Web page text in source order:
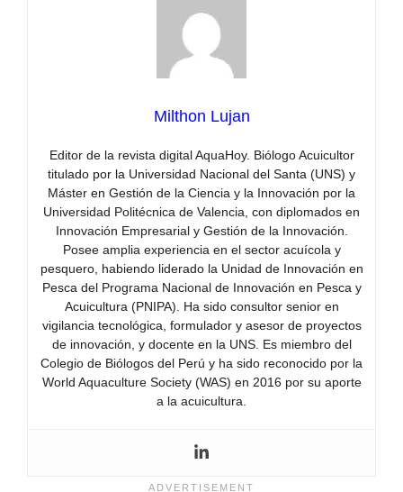
Milthon Lujan
Editor de la revista digital AquaHoy. Biólogo Acuicultor
titulado por la Universidad Nacional del Santa (UNS) y
Máster en Gestión de la Ciencia y la Innovación por la
Universidad Politécnica de Valencia, con diplomados en
Innovación Empresarial y Gestión de la Innovación.
Posee amplia experiencia en el sector acuícola y
pesquero, habiendo liderado la Unidad de Innovación en
Pesca del Programa Nacional de Innovación en Pesca y
Acuicultura (PNIPA). Ha sido consultor senior en
vigilancia tecnológica, formulador y asesor de proyectos
de innovación, y docente en la UNS. Es miembro del
Colegio de Biólogos del Perú y ha sido reconocido por la
World Aquaculture Society (WAS) en 2016 por su aporte
a la acuicultura.